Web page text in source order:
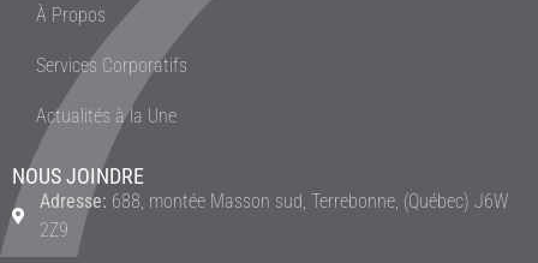
À Propos
Services Corporatifs
Actualités à la Une
NOUS JOINDRE
Adresse: 688, montée Masson sud, Terrebonne, (Québec) J6W
2Z9